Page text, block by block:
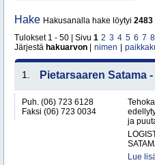
Hake Hakusanalla hake löytyi 2483
Tulokset 1 - 50 | Sivu 1 2 3 4 5 6 7 8
Järjestä hakuarvon nimen
1. Pietarsaaren Satama
Puh. (06) 723 6128
Faksi (06) 723 0034
ja
Lue